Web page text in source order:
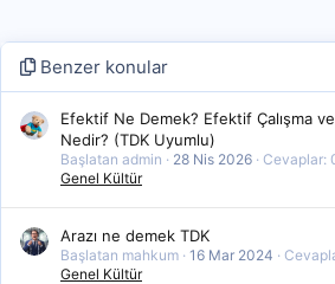
Benzer konular
Efektif Ne Demek? Efektif Çalışma
Nedir? (TDK Uyumlu)
Başlatan admin 28 Nis 2026 Cevaplar:
Genel Kültür
Arazı ne demek TDK
Başlatan mahkum 16 Mar 2024
Genel Kültür